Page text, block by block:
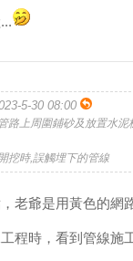
5-30 08:00
路上周圍鋪砂及放置水泥
挖時,誤觸埋下的管線
老爺是用黃色的網
程時，看到管線施